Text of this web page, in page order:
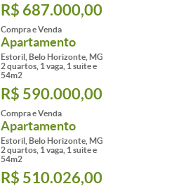
R$ 687.000,00
Compra e Venda
Apartamento
Estoril, Belo Horizonte, MG
2 quartos, 1 vaga, 1 suite e
54m2
R$ 590.000,00
Compra e Venda
Apartamento
Estoril, Belo Horizonte, MG
2 quartos, 1 vaga, 1 suite e
54m2
R$ 510.026,00